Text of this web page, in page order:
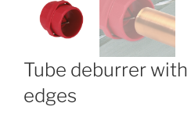
Tube deburrer
edges